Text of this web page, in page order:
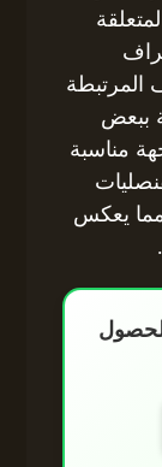
المرتبطة
ببعض
مناسبة
مما يعكس